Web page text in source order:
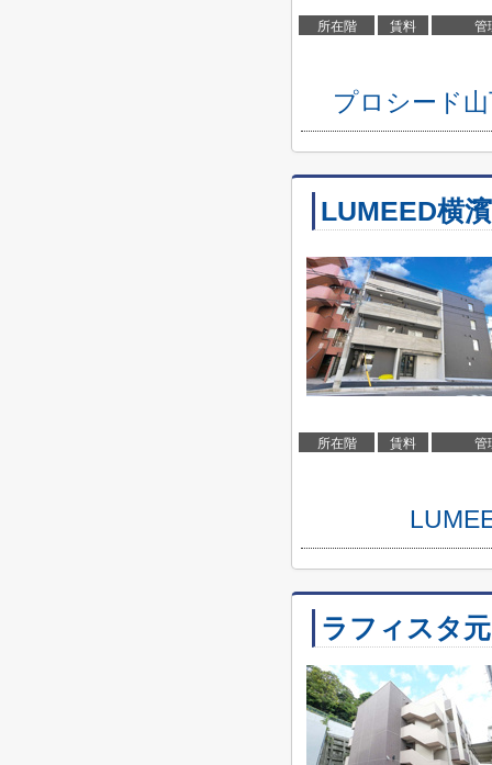
所在階 賃料 管
プロシード
LUMEED横
所在階 賃料 管
ラフィスタ